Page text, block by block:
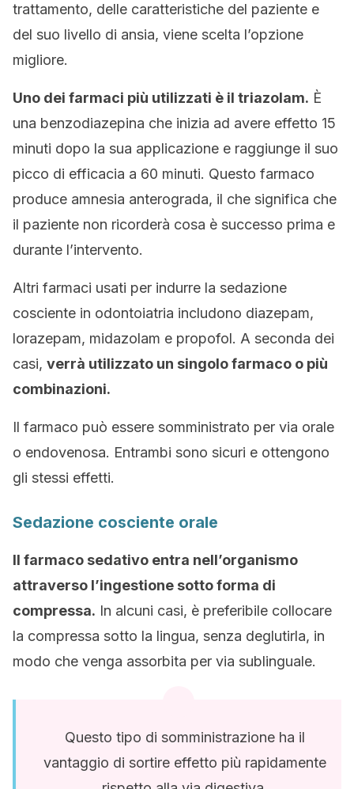
trattamento, delle caratteristiche del paziente e
del suo livello di ansia, viene scelta l’opzione
migliore.
Uno dei farmaci più utilizzati è il triazolam. È
una benzodiazepina che inizia ad avere effetto 15
minuti dopo la sua applicazione e raggiunge il suo
picco di efficacia a 60 minuti. Questo farmaco
produce amnesia anterograda, il che significa che
il paziente non ricorderà cosa è successo prima e
durante l’intervento.
Altri farmaci usati per indurre la sedazione
cosciente in odontoiatria includono diazepam,
lorazepam, midazolam e propofol. A seconda dei
casi, verrà utilizzato un singolo farmaco o più
combinazioni.
Il farmaco può essere somministrato per via orale
o endovenosa. Entrambi sono sicuri e ottengono
gli stessi effetti.
Sedazione cosciente orale
Il farmaco sedativo entra nell’organismo
attraverso l’ingestione sotto forma di
compressa. In alcuni casi, è preferibile collocare
la compressa sotto la lingua, senza deglutirla, in
modo che venga assorbita per via sublinguale.
Questo tipo di somministrazione ha il
vantaggio di sortire effetto più rapidamente